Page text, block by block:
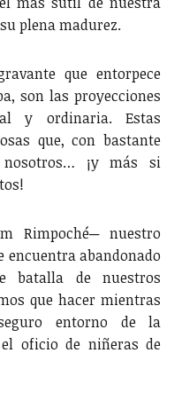
plena madurez.
que entorpece
son las proyecciones
y ordinaria. Estas
que, con bastante
¡y más si
Rimpoché─ nuestro
encuentra abandonado
batalla de nuestros
que hacer mientras
entorno de la
oficio de niñeras de